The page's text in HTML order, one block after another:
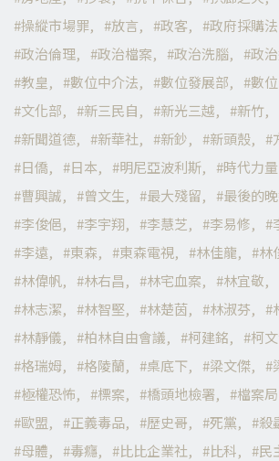
操縱市場罪
放言 政客 政府採購法
政治倫理
政治檔案 政治洗腦 政
教皇
數位中介法 數位發展部 數
文化部
新三民自 新光三越 新竹
新聞道德
新華社 新鈔 新頭殼
日僑
日本 明尼亞波利斯 時代力量
曹興誠
曾文生 最大殘留 最後的
李俊俋
李宇翔 李慧芝 李易修
李遠
東森 東森電視 林佳龍 林
林偉帆
林右昌 林宅血案 林宜敬
林志潔
林智堅 林楚茵 林淑芬
林靜儀
柏林自由會議 柯建銘 柯
格瑞姆
格陵蘭 桌底下 梁文傑
極權恐怖
標案 橋頭地檢署 檔案局
歐盟
正義毒品 歷史哥 死黨 殺
母體
毒癮 比比企業社 比科
民